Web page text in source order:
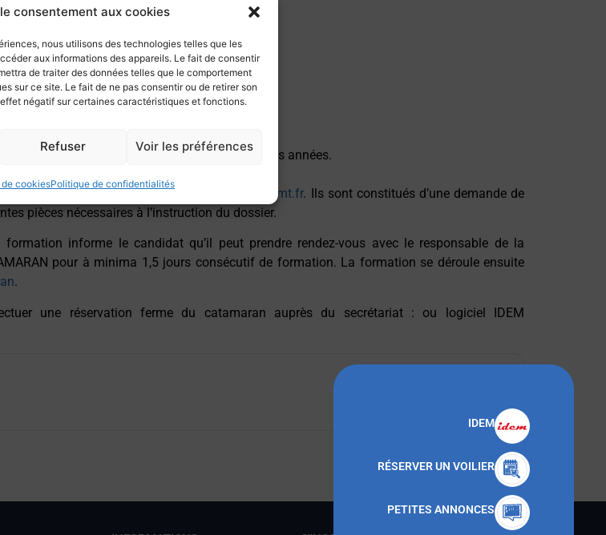
consentement aux cookies
nous utilisons des technologies telles que les
aux informations des appareils. Le fait de consentir
de traiter des données telles que le comportement
sur ce site. Le fait de ne pas consentir ou de retirer son
négatif sur certaines caractéristiques et fonctions.
Refuser Voir les préférences
cookiesPolitique de confidentialités
Affaires Maritimes ;
PC) ;
;
continus, au moins 2 fois dans les 3 dernières années.
venir.
formation : commission.formation@cnmt.fr. Ils sont constitués d’une demande de
pièces nécessaires à l’instruction du dossier.
informe le candidat qu’il peut prendre rendez-vous avec le responsable de la
pour à minima 1,5 jours consécutif de formation. La formation se déroule ensuite
.
une réservation ferme du catamaran auprès du secrétariat : ou logiciel IDEM
IDEM
RÉSERVER UN VOILIER
PETITES ANNONCES